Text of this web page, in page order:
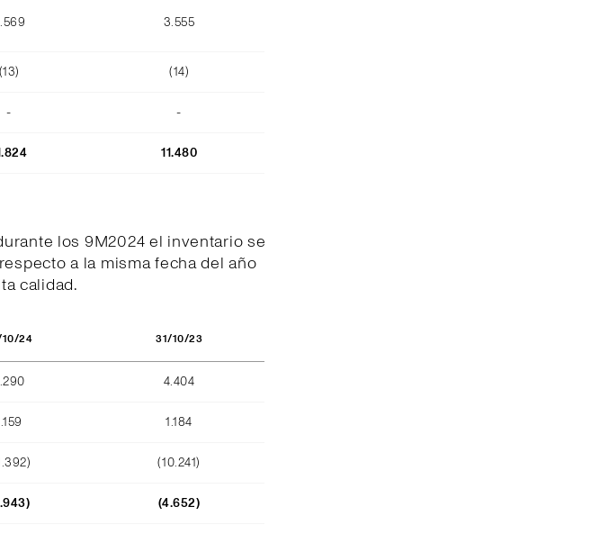
3.555
(13) (14)
- -
11.480
los 9M2024 el inventario se
a la misma fecha del año
calidad.
24 31/10/23
4.404
1.184
(10.241)
(4.652)